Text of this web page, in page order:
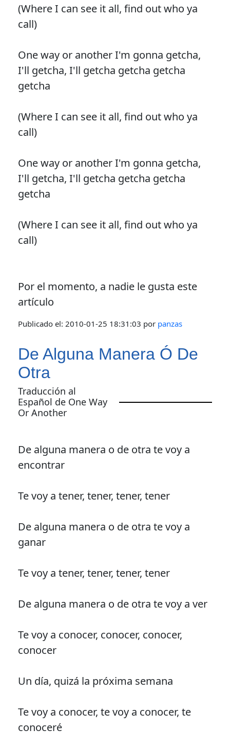
(Where I can see it all, find out who ya
call)
One way or another I'm gonna getcha,
I'll getcha, I'll getcha getcha getcha
getcha
(Where I can see it all, find out who ya
call)
One way or another I'm gonna getcha,
I'll getcha, I'll getcha getcha getcha
getcha
(Where I can see it all, find out who ya
call)
Por el momento, a nadie le gusta este
artículo
Publicado el: 2010-01-25 18:31:03 por panzas
De Alguna Manera Ó De
Otra
Traducción al
Español de One Way
Or Another
De alguna manera o de otra te voy a
encontrar
Te voy a tener, tener, tener, tener
De alguna manera o de otra te voy a
ganar
Te voy a tener, tener, tener, tener
De alguna manera o de otra te voy a ver
Te voy a conocer, conocer, conocer,
conocer
Un día, quizá la próxima semana
Te voy a conocer, te voy a conocer, te
conoceré